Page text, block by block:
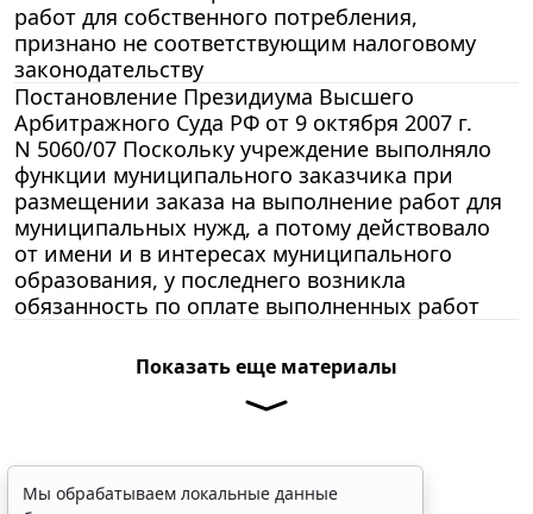
работ для собственного потребления,
признано не соответствующим налоговому
законодательству
Постановление Президиума Высшего
Арбитражного Суда РФ от 9 октября 2007 г.
N 5060/07 Поскольку учреждение выполняло
функции муниципального заказчика при
размещении заказа на выполнение работ для
муниципальных нужд, а потому действовало
от имени и в интересах муниципального
образования, у последнего возникла
обязанность по оплате выполненных работ
Показать еще материалы
Мы обрабатываем локальные данные